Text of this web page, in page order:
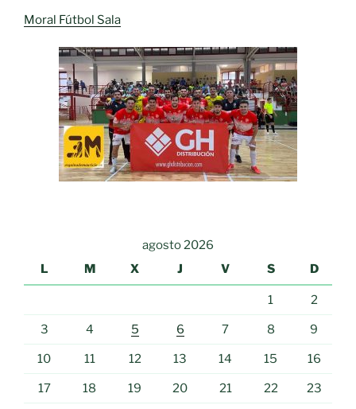
Moral Fútbol Sala
agosto 2026
L
M X J V S D
1 2
3 4 5 6 7 8 9
10 11 12 13 14 15 16
17 18 19 20 21 22 23